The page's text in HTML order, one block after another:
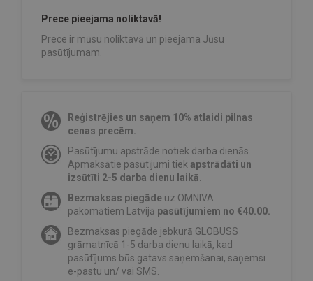
Prece pieejama noliktavā!
Prece ir mūsu noliktavā un pieejama Jūsu
pasūtījumam.
Reģistrējies un saņem 10% atlaidi pilnas
cenas precēm.
Pasūtījumu apstrāde notiek darba dienās.
Apmaksātie pasūtījumi tiek apstrādāti un
izsūtīti 2-5 darba dienu laikā.
Bezmaksas piegāde uz OMNIVA
pakomātiem Latvijā pasūtījumiem no €40.00.
Bezmaksas piegāde jebkurā GLOBUSS
grāmatnīcā 1-5 darba dienu laikā, kad
pasūtījums būs gatavs saņemšanai, saņemsi
e-pastu un/ vai SMS.